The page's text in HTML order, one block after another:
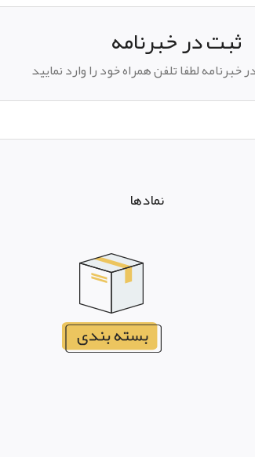
ثبت در خبرنامه
لطفا تلفن همراه خود را وارد نمایید
نمادها